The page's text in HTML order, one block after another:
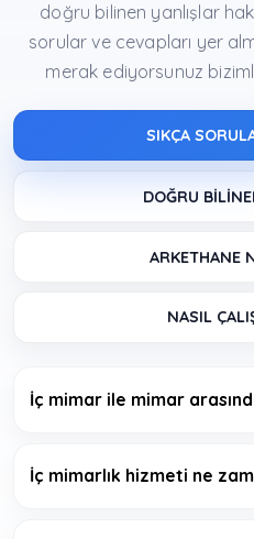
doğru bilinen yanlışlar
sorular ve cevapları yer
merak ediyorsunuz
SIKÇA
DOĞRU
ARKETHANE
NASIL
İç mimar ile mimar
İç mimarlık hizmeti ne